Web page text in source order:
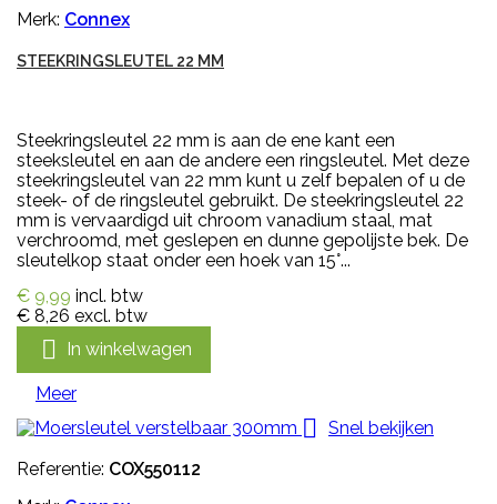
Merk: Connex
STEEKRINGSLEUTEL 22 MM
Steekringsleutel 22 mm is aan de ene kant een
steeksleutel en aan de andere een ringsleutel. Met deze
steekringsleutel van 22 mm kunt u zelf bepalen of u de
steek- of de ringsleutel gebruikt. De steekringsleutel 22
mm is vervaardigd uit chroom vanadium staal, mat
verchroomd, met geslepen en dunne gepolijste bek. De
sleutelkop staat onder een hoek van 15°...
€ 9,99 incl. btw
€ 8,26 excl. btw
 In winkelwagen
Meer

Snel bekijken
Referentie: COX550112